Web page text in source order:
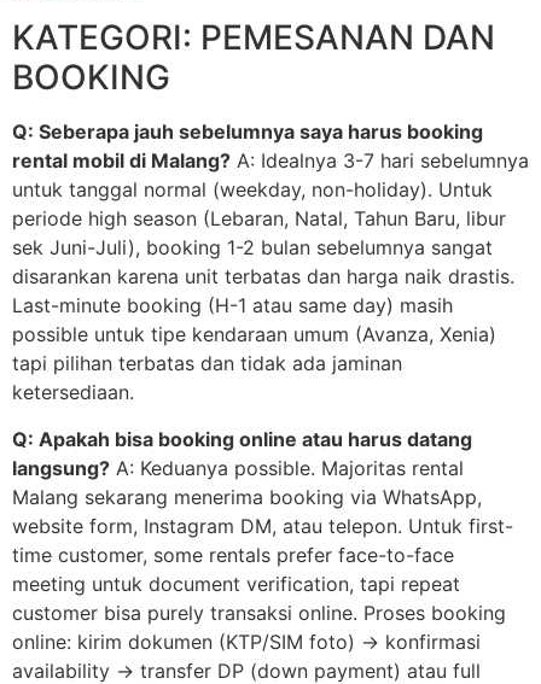
KATEGORI: PEMESANAN DAN
BOOKING
Q: Seberapa jauh sebelumnya saya harus booking
rental mobil di Malang? A: Idealnya 3-7 hari sebelumnya
untuk tanggal normal (weekday, non-holiday). Untuk
periode high season (Lebaran, Natal, Tahun Baru, libur
sek Juni-Juli), booking 1-2 bulan sebelumnya sangat
disarankan karena unit terbatas dan harga naik drastis.
Last-minute booking (H-1 atau same day) masih
possible untuk tipe kendaraan umum (Avanza, Xenia)
tapi pilihan terbatas dan tidak ada jaminan
ketersediaan.
Q: Apakah bisa booking online atau harus datang
langsung? A: Keduanya possible. Majoritas rental
Malang sekarang menerima booking via WhatsApp,
website form, Instagram DM, atau telepon. Untuk first-
time customer, some rentals prefer face-to-face
meeting untuk document verification, tapi repeat
customer bisa purely transaksi online. Proses booking
online: kirim dokumen (KTP/SIM foto) → konfirmasi
availability → transfer DP (down payment) atau full